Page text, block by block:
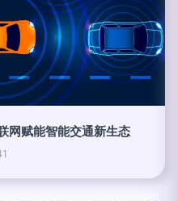
网赋能智能交通新生态